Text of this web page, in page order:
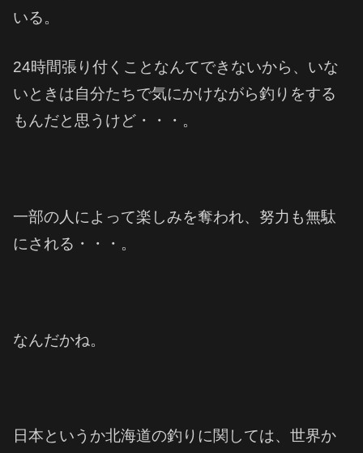
いる。
24時間張り付くことなんてできないから、いな
いときは自分たちで気にかけながら釣りをする
もんだと思うけど・・・。
一部の人によって楽しみを奪われ、努力も無駄
にされる・・・。
なんだかね。
日本というか北海道の釣りに関しては、世界か